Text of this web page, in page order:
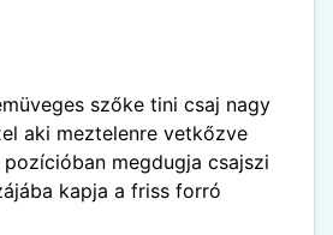
szőke tini csaj nagy
aki meztelenre vetkőzve
megdugja csajszi
kapja a friss forró